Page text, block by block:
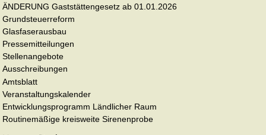
ÄNDERUNG Gaststättengesetz ab 01.01.2026
Grundsteuerreform
Glasfaserausbau
Pressemitteilungen
Stellenangebote
Ausschreibungen
Amtsblatt
Veranstaltungskalender
Entwicklungsprogramm Ländlicher Raum
Routinemäßige kreisweite Sirenenprobe